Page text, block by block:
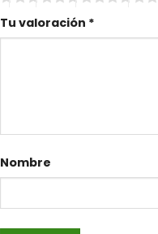
Tu valoración *
Nombre